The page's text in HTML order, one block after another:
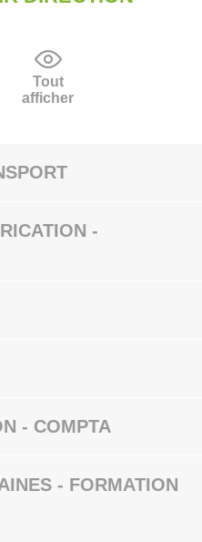
Tout
afficher
-
- COMPTA
- FORMATION